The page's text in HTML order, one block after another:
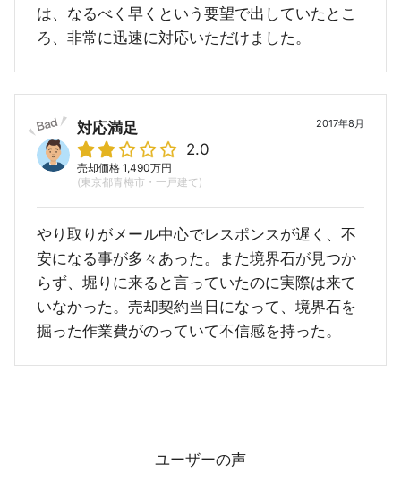
は、なるべく早くという要望で出していたとこ
ろ、非常に迅速に対応いただけました。
2017年8月
対応満足
2.0
売却価格 1,490万円
(東京都青梅市・一戸建て)
やり取りがメール中心でレスポンスが遅く、不
安になる事が多々あった。また境界石が見つか
らず、堀りに来ると言っていたのに実際は来て
いなかった。売却契約当日になって、境界石を
掘った作業費がのっていて不信感を持った。
ユーザーの声